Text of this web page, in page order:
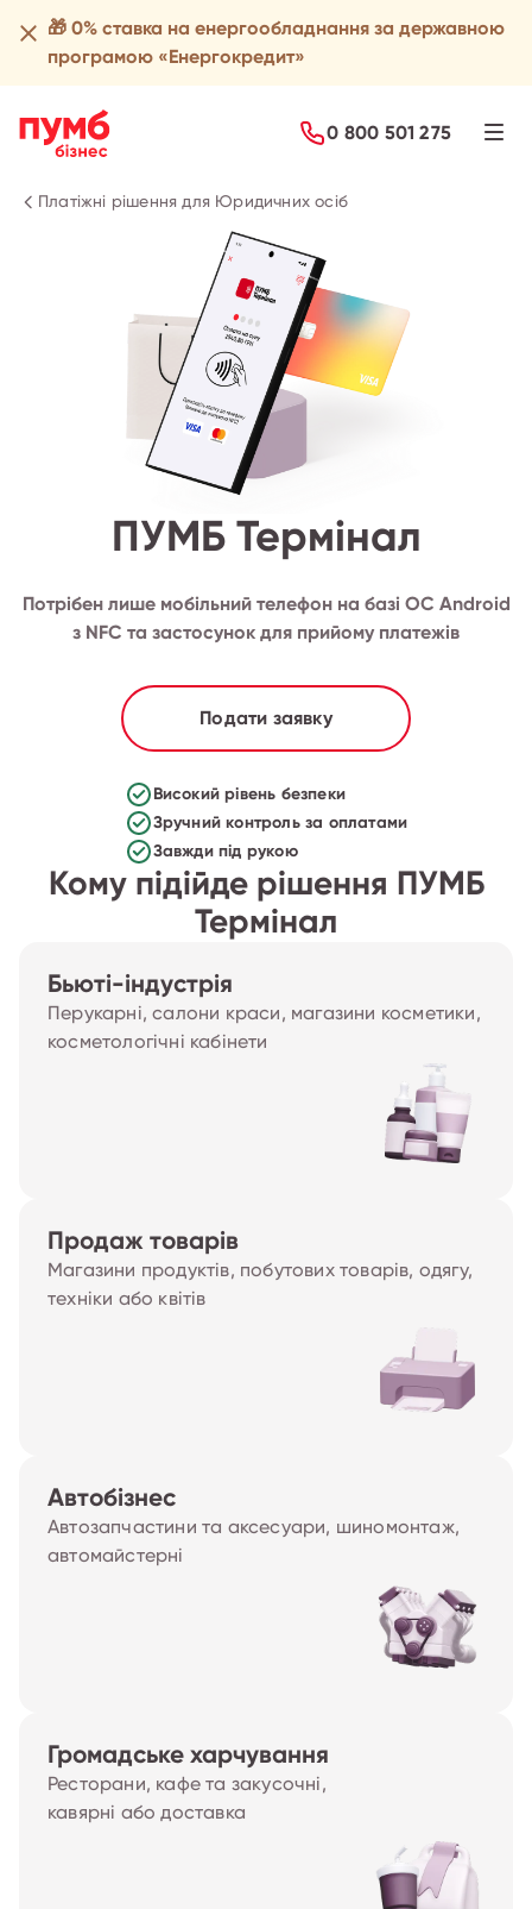
🎁 0% ставка на енергообладнання за державною
програмою «Енергокредит»
Подати заявку
0 800 501 275
Платіжні рішення для Юридичних осіб
ПУМБ Термінал
Потрібен лише мобільний телефон на базі ОС Android
з NFC та застосунок для прийому платежів
Подати заявку
Високий рівень безпеки
Зручний контроль за оплатами
Завжди під рукою
Кому підійде рішення ПУМБ
Термінал
Бьюті-індустрія
Перукарні, салони краси, магазини косметики,
косметологічні кабінети
Продаж товарів
Магазини продуктів, побутових товарів, одягу,
техніки або квітів
Автобізнес
Автозапчастини та аксесуари, шиномонтаж,
автомайстерні
Громадське харчування
Ресторани, кафе та закусочні,
кавярні або доставка